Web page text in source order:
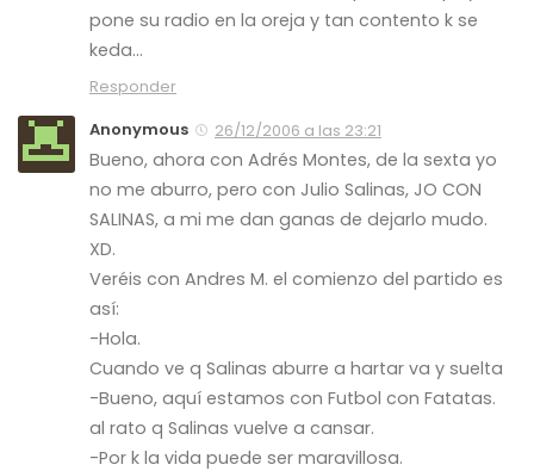
pone su radio en la oreja y tan contento k se
keda…
Responder
Anonymous
26/12/2006 a las 23:21
Bueno, ahora con Adrés Montes, de la sexta yo
no me aburro, pero con Julio Salinas, JO CON
SALINAS, a mi me dan ganas de dejarlo mudo.
XD.
Veréis con Andres M. el comienzo del partido es
así:
-Hola.
Cuando ve q Salinas aburre a hartar va y suelta
-Bueno, aquí estamos con Futbol con Fatatas.
al rato q Salinas vuelve a cansar.
-Por k la vida puede ser maravillosa.